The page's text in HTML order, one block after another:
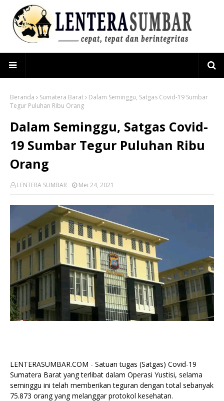
Beranda Sumatera Barat
Dalam Seminggu, Satgas Covid-19 Sumbar
Tegur Puluhan Ribu Orang
Dalam Seminggu, Satgas Covid-
19 Sumbar Tegur Puluhan Ribu
Orang
LENTERA SUMBAR Mei 24, 2021
LENTERASUMBAR.COM - Satuan tugas (Satgas) Covid-19
Sumatera Barat yang terlibat dalam Operasi Yustisi, selama
seminggu ini telah memberikan teguran dengan total sebanyak
75.873 orang yang melanggar protokol kesehatan.